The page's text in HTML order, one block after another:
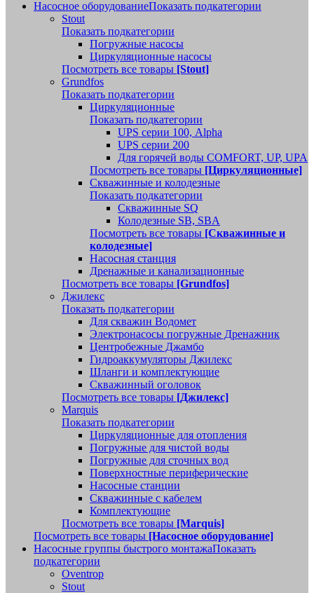
Насосное оборудованиеПоказать подкатегории
Stout
Показать подкатегории
Погружные насосы
Циркуляционные насосы
Посмотреть все товары [Stout]
Grundfos
Показать подкатегории
Циркуляционные
Показать подкатегории
UPS серии 100, Alpha
UPS серии 200
Для горячей воды COMFORT, UP, UPA
Посмотреть все товары [Циркуляционные]
Скважинные и колодезные
Показать подкатегории
Скважинные SQ
Колодезные SB, SBA
Посмотреть все товары [Скважинные и
колодезные]
Насосная станция
Дренажные и канализационные
Посмотреть все товары [Grundfos]
Джилекс
Показать подкатегории
Для скважин Водомет
Электронасосы погружные Дренажник
Центробежные Джамбо
Гидроаккумуляторы Джилекс
Шланги и комплектующие
Скважинный оголовок
Посмотреть все товары [Джилекс]
Marquis
Показать подкатегории
Циркуляционные для отопления
Погружные для чистой воды
Погружные для сточных вод
Поверхностные периферические
Насосные станции
Скважинные с кабелем
Комплектующие
Посмотреть все товары [Marquis]
Посмотреть все товары [Насосное оборудование]
Насосные группы быстрого монтажаПоказать
подкатегории
Oventrop
Stout